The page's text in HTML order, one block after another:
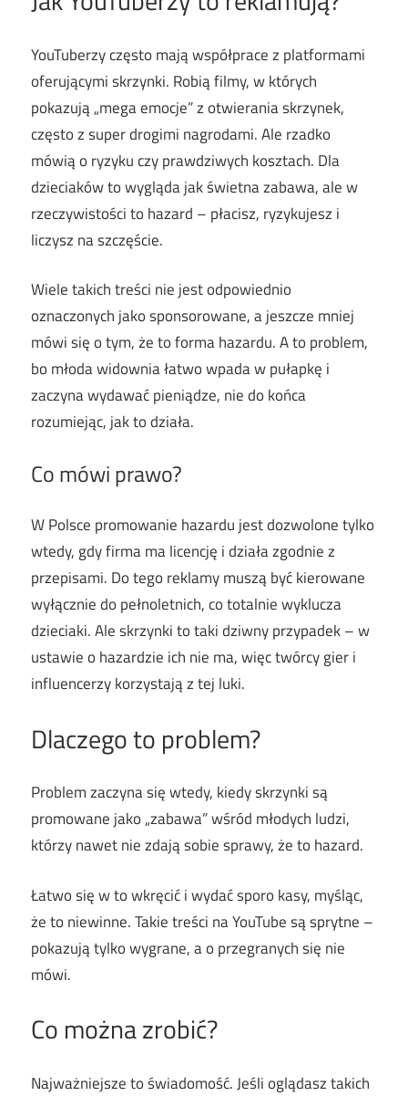
YouTuberzy często mają współprace z platformami
oferującymi skrzynki. Robią filmy, w których
pokazują „mega emocje” z otwierania skrzynek,
często z super drogimi nagrodami. Ale rzadko
mówią o ryzyku czy prawdziwych kosztach. Dla
dzieciaków to wygląda jak świetna zabawa, ale w
rzeczywistości to hazard – płacisz, ryzykujesz i
liczysz na szczęście.
Wiele takich treści nie jest odpowiednio
oznaczonych jako sponsorowane, a jeszcze mniej
mówi się o tym, że to forma hazardu. A to problem,
bo młoda widownia łatwo wpada w pułapkę i
zaczyna wydawać pieniądze, nie do końca
rozumiejąc, jak to działa.
Co mówi prawo?
W Polsce promowanie hazardu jest dozwolone tylko
wtedy, gdy firma ma licencję i działa zgodnie z
przepisami. Do tego reklamy muszą być kierowane
wyłącznie do pełnoletnich, co totalnie wyklucza
dzieciaki. Ale skrzynki to taki dziwny przypadek – w
ustawie o hazardzie ich nie ma, więc twórcy gier i
influencerzy korzystają z tej luki.
Dlaczego to problem?
Problem zaczyna się wtedy, kiedy skrzynki są
promowane jako „zabawa” wśród młodych ludzi,
którzy nawet nie zdają sobie sprawy, że to hazard.
Łatwo się w to wkręcić i wydać sporo kasy, myśląc,
że to niewinne. Takie treści na YouTube są sprytne –
pokazują tylko wygrane, a o przegranych się nie
mówi.
Co można zrobić?
Najważniejsze to świadomość. Jeśli oglądasz takich